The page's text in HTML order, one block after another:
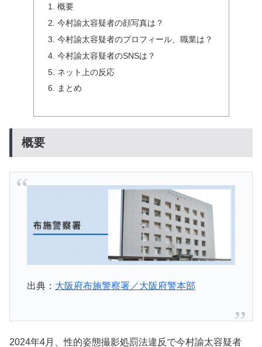
概要
今村諭太容疑者の顔写真は？
今村諭太容疑者のプロフィール、職業は？
今村諭太容疑者のSNSは？
ネット上の反応
まとめ
概要
出典： 大阪府布施警察署／大阪府警本部
2024年4月、性的姿態撮影処罰法違反で今村諭太容疑者